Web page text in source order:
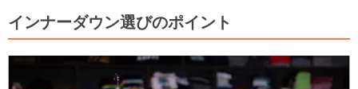
インナーダウン選びのポイント